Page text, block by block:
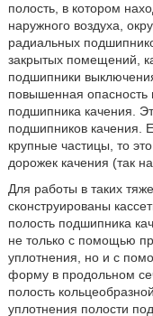
полость, в котором
наружного воздуха,
радиальных
закрытых помещений,
подшипники
повышенная опасность
подшипника качения.
подшипников качения.
крупные частицы, то
дорожек качения (так
Для работы в таких
сконструированы
полость подшипника
не только с помощью
уплотнения, но и с
форму в продольном
полость
уплотнения полости